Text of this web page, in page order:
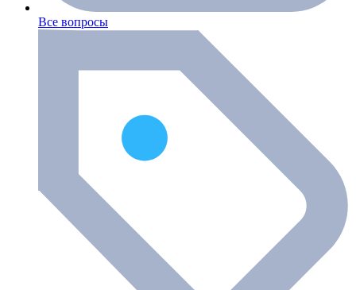
Все вопросы